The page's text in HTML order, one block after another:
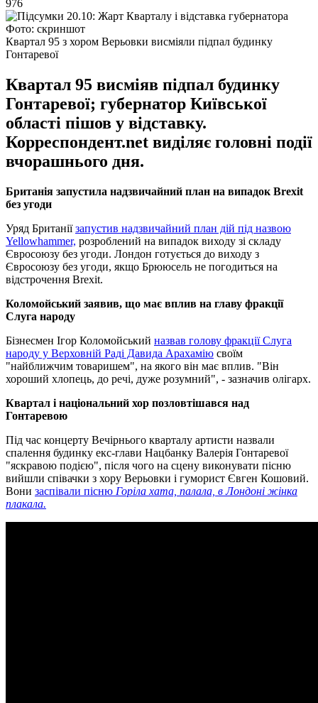
976
Фото: скриншот
Квартал 95 з хором Верьовки висміяли підпал будинку
Гонтаревої
Квартал 95 висміяв підпал будинку
Гонтаревої; губернатор Київської
області пішов у відставку.
Корреспондент.net виділяє головні події
вчорашнього дня.
Британія запустила надзвичайний план на випадок Brexit
без угоди
Уряд Британіїзапустив надзвичайний план дій під назвою
Yellowhammer, розроблений на випадок виходу зі складу
Євросоюзу без угоди. Лондон готується до виходу з
Євросоюзу без угоди, якщо Брююсель не погодиться на
відстрочення Brexit.
Коломойський заявив, що має вплив на главу фракції
Слуга народу
Бізнесмен Ігор Коломойський назвав голову фракції Слуга
народу у Верховній Раді Давида Арахамію своїм
"найближчим товаришем", на якого він має вплив. "Він
хороший хлопець, до речі, дуже розумний", - зазначив олігарх.
Квартал і національний хор позловтішався над
Гонтаревою
Під час концерту Вечірнього кварталу артисти назвали
спалення будинку екс-глави Нацбанку Валерія Гонтаревої
"яскравою подією", після чого на сцену виконувати пісню
вийшли співачки з хору Верьовки і гуморист Євген Кошовий.
Вони заспівали пісню Горіла хата, палала, в Лондоні жінка
плакала.